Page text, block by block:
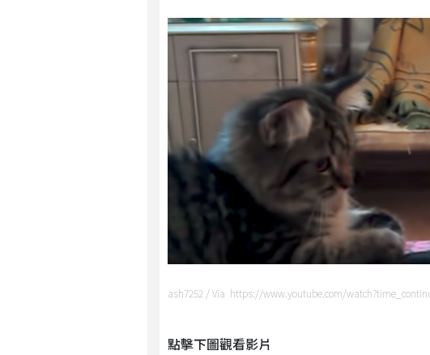
ash7252 / Via https://www.youtube.com/
點擊下圖觀看影片